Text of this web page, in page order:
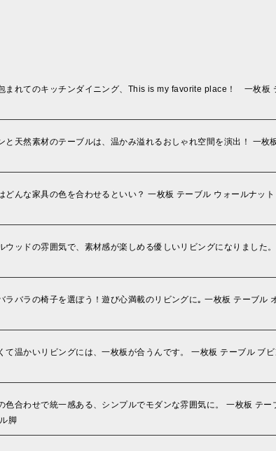
まれてのキッチンダイニング、This is my favorite place！ 一枚板
と天然素材のテーブルは、温かみ溢れるおしゃれ空間を演出！ 一枚
どんな家具の色を合わせるといい？ 一枚板 テーブル ウォールナット
ウッドの雰囲気で、素材感が楽しめる優しいリビングになりました
ラバラの椅子を選ぼう！遊び心満載のリビングに｡ 一枚板 テーブル
て温かいリビングには、一枚板が合うんです。 一枚板 テーブル ブ
色合わせで統一感ある、シンプルでモダンな雰囲気に。 一枚板 テー
脚